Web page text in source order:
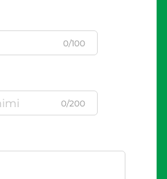
0/100
0/200